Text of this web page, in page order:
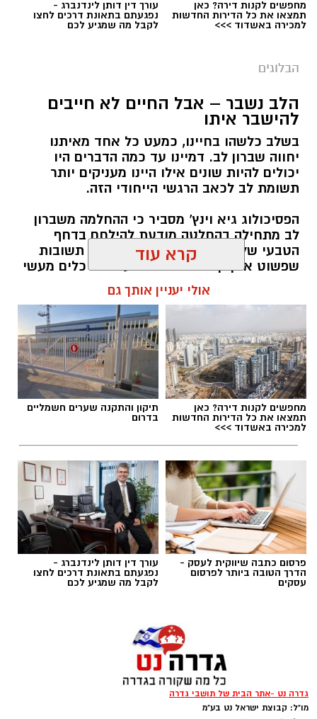
יש לכם מידע חשוב שטרם נחשף? צילומים מאירוע
חדשותי? מצאתם טעות בכתבה? נשמח שתשתפו
אותנו
מחפשים לקנות דירה? כאן
תמצאו את כל הדירות החדשות
למכירה באשדוד >>>
עורך דין דותן לינדנברג -
נפגעתם בתאונת דרכים לחצו
לקבל מה שמגיע לכם
הבלוגים
הלב נשבר – אבל החיים לא חייבים
להישבר איתו
בשלב כלשהו בחיינו, כמעט כל אחד מאיתנו
יחווה שברון לב. דמיינו עד כמה הדברים היו
יכולים להיות שונים אילו היינו מעניקים יותר
תשומת לב לכאב הרגשי הייחודי הזה.
הפסיכולוג גיא וינץ' מסביר כי ההחלמה משברון
לב מתחילה בהחלטה מודעת להילחם בדחף
הטבעי שלנו לייפות את העבר ולחפש תשובות
שפשוט אינן קיימות. הוא מציע ארגז כלים מעשי
שיעזור לנו, בהדרגה, להשתחרר מהכאב ולהמשיך
הלב שלנו אולי נשבר לפעמים, אבל אנחנו לא
חייבים להישבר יחד איתו.
מערכת האתר / 09:04 23.07.26
תגים:טד
יש לכם מידע חשוב שטרם נחשף? צילומים מאירוע
קרא עוד
אולי יעניין אותך גם
מחפשים לקנות דירה? כאן
תמצאו את כל הדירות החדשות
למכירה באשדוד >>>
תיקון והתקנה שערים חשמליים
בדרום
פרסום כתבה שיווקית לעסק -
הדרך הטובה ביותר לפרסום
עסקים
עורך דין דותן לינדנברג -
נפגעתם בתאונת דרכים לחצו
לקבל מה שמגיע לכם
גדרה נט -אתר הבית של תושבי גדרה
מו"ל: קבוצת ישראל נט בע"מ